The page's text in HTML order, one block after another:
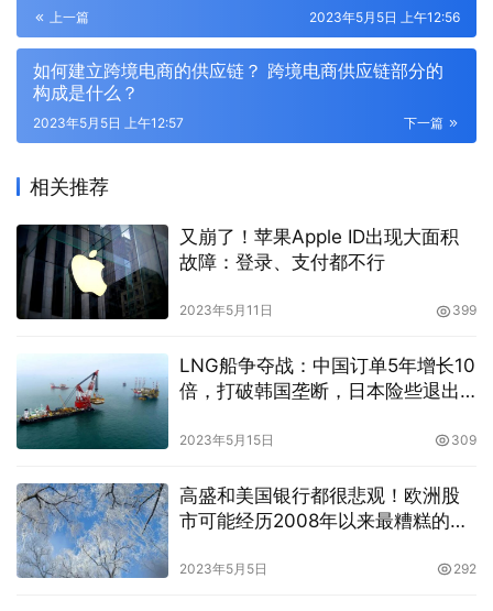
上一篇 2023年5月5日 上午12:56
如何建立跨境电商的供应链？ 跨境电商供应链部分的
构成是什么？
下一篇
2023年5月5日 上午12:57
相关推荐
又崩了！苹果Apple ID出现大面积
故障：登录、支付都不行
2023年5月11日 399
LNG船争夺战：中国订单5年增长10
倍，打破韩国垄断，日本险些退出
2023年5月15日 309
高盛和美国银行都很悲观！欧洲股
市可能经历2008年以来最糟糕的一
2023年5月5日 292